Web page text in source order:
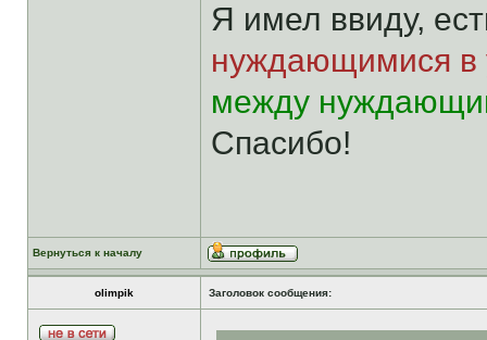
Я имел ввиду,
нуждающимися в
между
Спасибо!
Вернуться к началу
olimpik Заголовок сообщения: